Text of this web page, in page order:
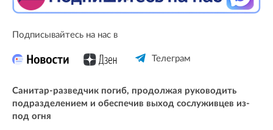
Подписывайтесь на нас в
Телеграм
Санитар-разведчик погиб, продолжая руководить
подразделением и обеспечив выход сослуживцев из-
под огня